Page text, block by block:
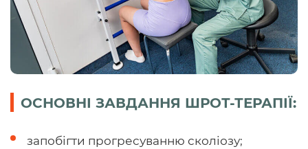
ОСНОВНІ ЗАВДАННЯ ШРОТ-ТЕРАПІЇ:
запобігти прогресуванню сколіозу;